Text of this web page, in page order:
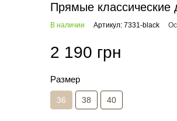
Прямые
В наличии Артикул: 7331-black
2 190 грн
Размер
36 38 40